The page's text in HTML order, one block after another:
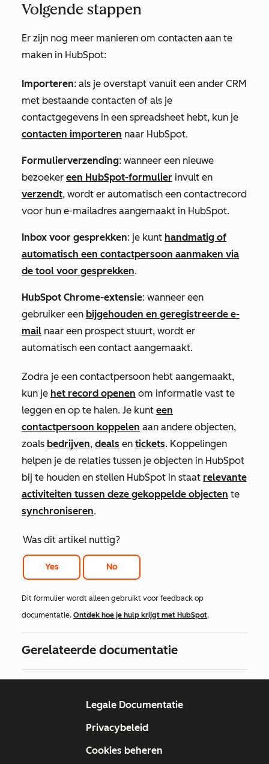
Volgende stappen
Er zijn nog meer manieren om contacten aan te
maken in HubSpot:
Importeren: als je overstapt vanuit een ander CRM
met bestaande contacten of als je
contactgegevens in een spreadsheet hebt, kun je
contacten importeren naar HubSpot.
Formulierverzending: wanneer een nieuwe
bezoeker een HubSpot-formulier invult en
verzendt, wordt er automatisch een contactrecord
voor hun e-mailadres aangemaakt in HubSpot.
Inbox voor gesprekken: je kunt handmatig of
automatisch een contactpersoon aanmaken via
de tool voor gesprekken.
HubSpot Chrome-extensie: wanneer een
gebruiker een bijgehouden en geregistreerde e-
mail naar een prospect stuurt, wordt er
automatisch een contact aangemaakt.
Zodra je een contactpersoon hebt aangemaakt,
kun je het record openen om informatie vast te
leggen en op te halen. Je kunt een
contactpersoon koppelen aan andere objecten,
zoals bedrijven, deals en tickets. Koppelingen
helpen je de relaties tussen je objecten in HubSpot
bij te houden en stellen HubSpot in staat relevante
activiteiten tussen deze gekoppelde objecten te
synchroniseren.
Was dit artikel nuttig?
Yes No
Dit formulier wordt alleen gebruikt voor feedback op
documentatie. Ontdek hoe je hulp krijgt met HubSpot.
Gerelateerde documentatie
Legale Documentatie
Privacybeleid
Cookies beheren